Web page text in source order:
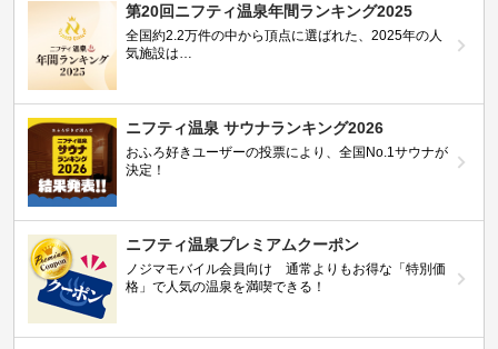
第20回ニフティ温泉年間ランキング2025
全国約2.2万件の中から頂点に選ばれた、2025年の人
気施設は…
ニフティ温泉 サウナランキング2026
おふろ好きユーザーの投票により、全国No.1サウナが
決定！
ニフティ温泉プレミアムクーポン
ノジマモバイル会員向け 通常よりもお得な「特別価
格」で人気の温泉を満喫できる！